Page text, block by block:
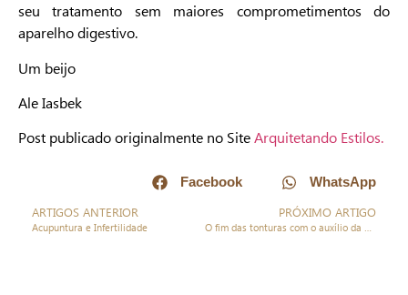
seu tratamento sem maiores comprometimentos do
aparelho digestivo.
Um beijo
Ale Iasbek
Post publicado originalmente no SiteArquitetando Estilos.
Facebook
WhatsApp
ARTIGOS ANTERIOR
Acupuntura e Infertilidade
PRÓXIMO ARTIGO